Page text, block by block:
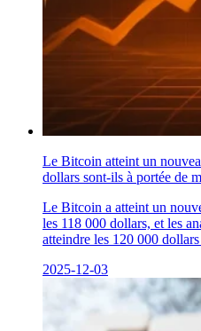
Le Bitcoin atteint un
dollars sont-ils à portée de
Le Bitcoin a atteint un
les 118 000 dollars, et les
atteindre les 120 000
2025-12-03